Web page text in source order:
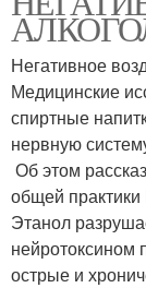
Негативное
Медицинские
спиртные
нервную
Об этом
общей
Этанол
нейротоксином
острые и